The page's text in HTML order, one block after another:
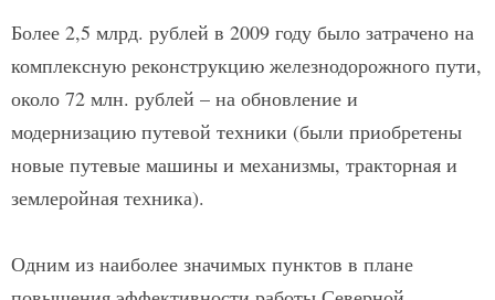
Более 2,5 млрд. рублей в 2009 году было затрачено на
комплексную реконструкцию железнодорожного пути,
около 72 млн. рублей – на обновление и
модернизацию путевой техники (были приобретены
новые путевые машины и механизмы, тракторная и
землеройная техника).
Одним из наиболее значимых пунктов в плане